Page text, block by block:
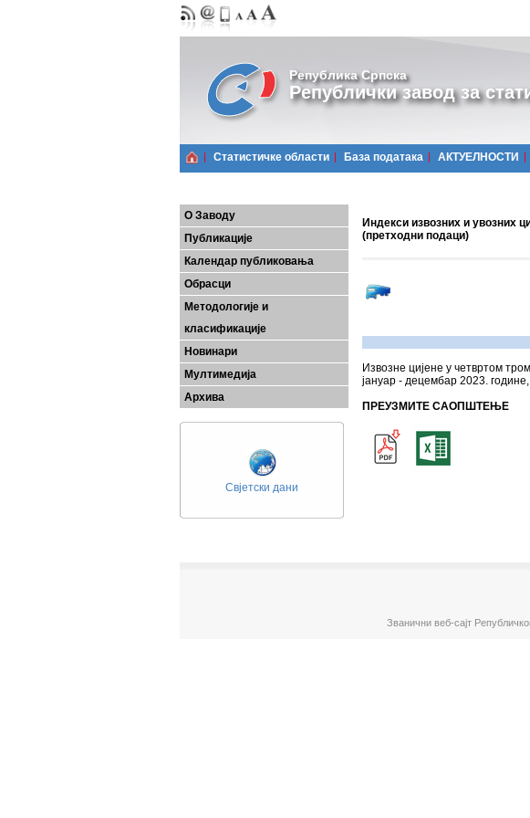
Република Српска
Републички завод за
Статистичке области Базa података АКТУЕЛНОСТИ
О Заводу
Публикације
Календар публиковања
Обрасци
Методологије и
класификације
Новинари
Мултимедија
Архива
Свјетски дани
Индекси извозних и увозних
(претходни подаци)
Извозне цијене у четвртом
јануар - децембар 2023.
ПРЕУЗМИТЕ САОПШТЕЊЕ
Званични веб-сајт